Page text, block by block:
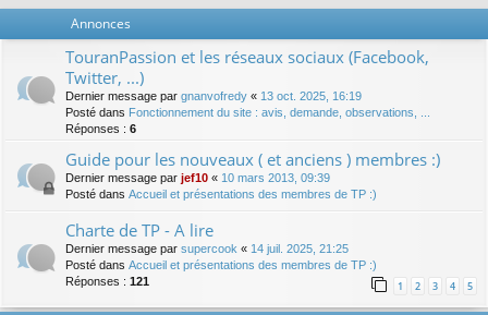
h
Annonces
TouranPassion et les réseaux sociaux (Facebook,
Twitter, ...)
Dernier message par gnanvofredy « 13 oct. 2025, 16:19
Posté dans Fonctionnement du site : avis, demande, observations, ...
Réponses : 6
Guide pour les nouveaux ( et anciens ) membres :)
Dernier message par jef10 « 10 mars 2013, 09:39
Posté dans Accueil et présentations des membres de TP :)
Charte de TP - A lire
Dernier message par supercook « 14 juil. 2025, 21:25
Posté dans Accueil et présentations des membres de TP :)
Réponses : 121 1 2 3 4 5